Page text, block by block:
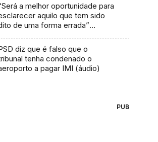
a melhor oportunidade para
aquilo que tem sido
de uma forma errada”
diz que é falso que o
tenha condenado o
a pagar IMI (áudio)
PUB